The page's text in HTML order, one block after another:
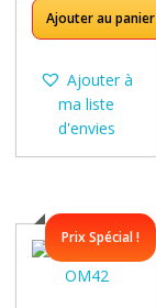
Ajouter au panier
Ajouter à
ma liste
d'envies
Prix Spécial !